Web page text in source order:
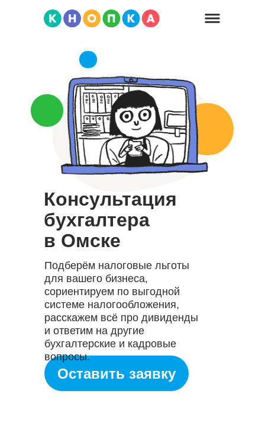
Консультация
бухгалтера
в Омске
Оставить заявку
Подберём налоговые льготы
для вашего бизнеса,
сориентируем по выгодной
системе налогообложения,
расскажем всё про дивиденды
и ответим на другие
бухгалтерские и кадровые
вопросы.